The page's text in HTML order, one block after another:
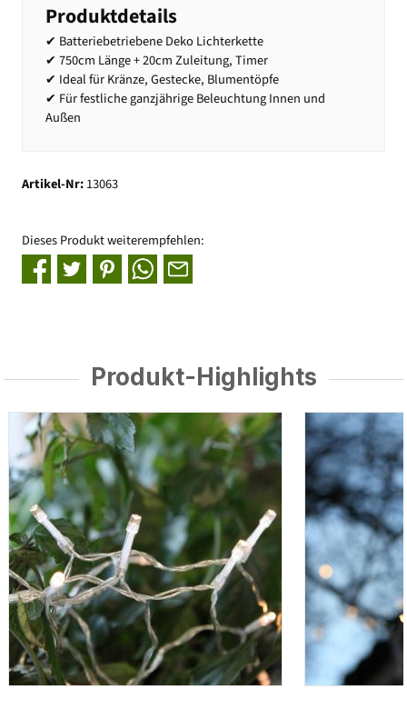
Produktdetails
✔ Batteriebetriebene Deko Lichterkette
✔ 750cm Länge + 20cm Zuleitung, Timer
✔ Ideal für Kränze, Gestecke, Blumentöpfe
✔ Für festliche ganzjährige Beleuchtung Innen und
Außen
Artikel-Nr:13063
Dieses Produkt weiterempfehlen:
Produkt-Highlights